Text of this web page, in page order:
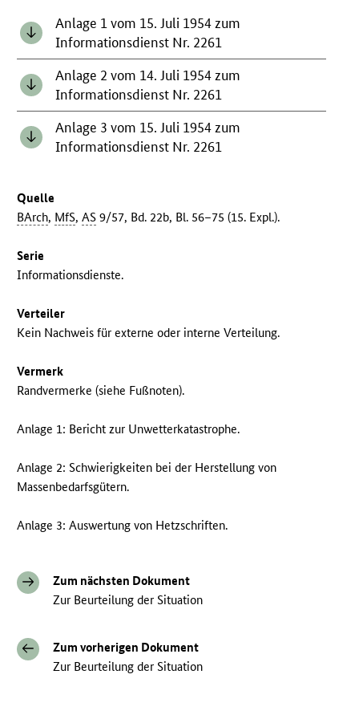
Anlage 1 vom 15. Juli 1954 zum
Informationsdienst Nr. 2261
Anlage 2 vom 14. Juli 1954 zum
Informationsdienst Nr. 2261
Anlage 3 vom 15. Juli 1954 zum
Informationsdienst Nr. 2261
Quelle
BArch, MfS,AS 9/57, Bd. 22b, Bl. 56–75 (15. Expl.).
Serie
Informationsdienste.
Verteiler
Kein Nachweis für externe oder interne Verteilung.
Vermerk
Randvermerke (siehe Fußnoten).
Anlage 1: Bericht zur Unwetterkatastrophe.
Anlage 2: Schwierigkeiten bei der Herstellung von
Massenbedarfsgütern.
Anlage 3: Auswertung von Hetzschriften.
Zum nächsten Dokument
Zur Beurteilung der Situation
Zum vorherigen Dokument
Zur Beurteilung der Situation